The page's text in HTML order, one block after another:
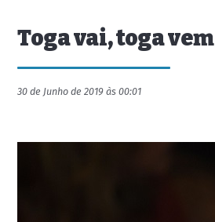
Toga vai, toga vem
30 de Junho de 2019 às 00:01